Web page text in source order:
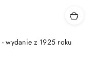
wydanie z 1925 roku